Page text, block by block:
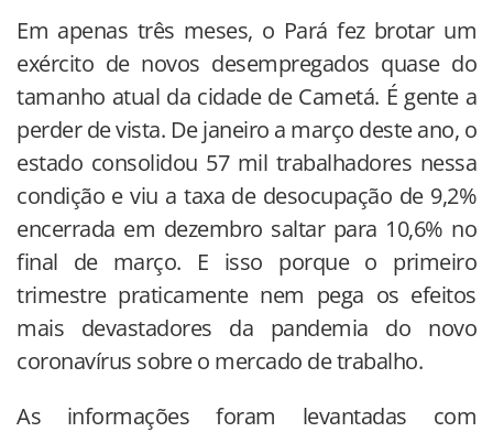
Em apenas três meses, o Pará fez brotar um
exército de novos desempregados quase do
tamanho atual da cidade de Cametá. É gente a
perder de vista. De janeiro a março deste ano, o
estado consolidou 57 mil trabalhadores nessa
condição e viu a taxa de desocupação de 9,2%
encerrada em dezembro saltar para 10,6% no
final de março. E isso porque o primeiro
trimestre praticamente nem pega os efeitos
mais devastadores da pandemia do novo
coronavírus sobre o mercado de trabalho.
As informações foram levantadas com